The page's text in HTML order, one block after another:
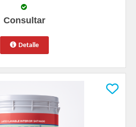
Consultar
Detalle